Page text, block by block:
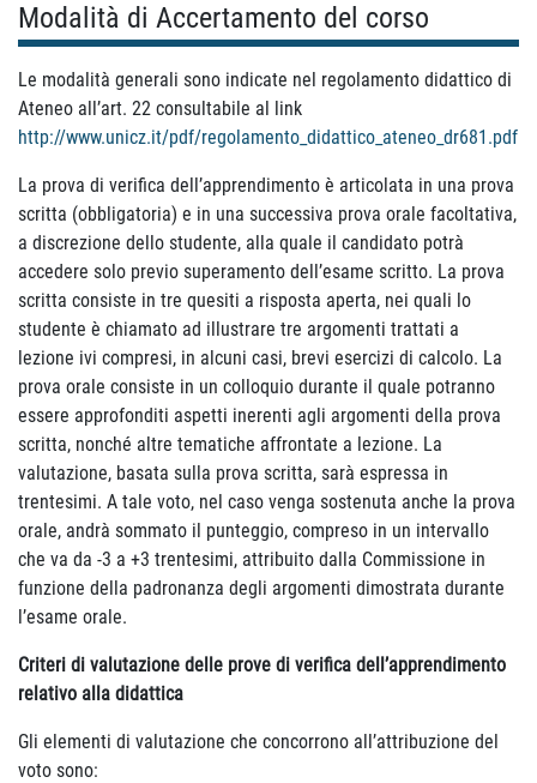
Modalità di Accertamento del corso
Le modalità generali sono indicate nel regolamento didattico di
Ateneo all’art. 22 consultabile al link
http://www.unicz.it/pdf/regolamento_didattico_ateneo_dr681.pdf
La prova di verifica dell’apprendimento è articolata in una prova
scritta (obbligatoria) e in una successiva prova orale facoltativa,
a discrezione dello studente, alla quale il candidato potrà
accedere solo previo superamento dell’esame scritto. La prova
scritta consiste in tre quesiti a risposta aperta, nei quali lo
studente è chiamato ad illustrare tre argomenti trattati a
lezione ivi compresi, in alcuni casi, brevi esercizi di calcolo. La
prova orale consiste in un colloquio durante il quale potranno
essere approfonditi aspetti inerenti agli argomenti della prova
scritta, nonché altre tematiche affrontate a lezione. La
valutazione, basata sulla prova scritta, sarà espressa in
trentesimi. A tale voto, nel caso venga sostenuta anche la prova
orale, andrà sommato il punteggio, compreso in un intervallo
che va da -3 a +3 trentesimi, attribuito dalla Commissione in
funzione della padronanza degli argomenti dimostrata durante
l’esame orale.
Criteri di valutazione delle prove di verifica dell’apprendimento
relativo alla didattica
Gli elementi di valutazione che concorrono all’attribuzione del
voto sono: